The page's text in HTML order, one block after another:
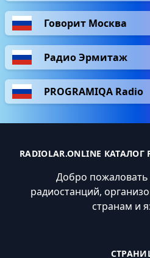
Говорит Москва
Радио Эрмитаж
PROGRAMIQA Radio
RADIOLAR.ONLINE
Добро пожаловать
радиостанций,
странам и